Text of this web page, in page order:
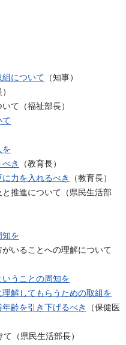
について （知事）
て（福祉部長）
て
を
き
（教育長）
力を入れるべき
（教育長）
推進について（県民生活部
知を
いることへの理解について
うことの周知を
解してもらうための取組を
齢を引き下げるべき
（保健医
（県民生活部長）